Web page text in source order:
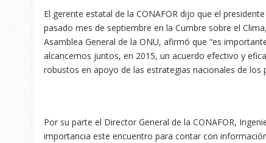
El gerente estatal de la CONAFOR dijo que el
pasado mes de septiembre en la Cumbre sobre el
Asamblea General de la ONU, afirmó que “es
alcancemos juntos, en 2015, un acuerdo efectivo y
robustos en apoyo de las estrategias nacionales de los
Por su parte el Director General de la CONAFOR,
importancia este encuentro para contar con